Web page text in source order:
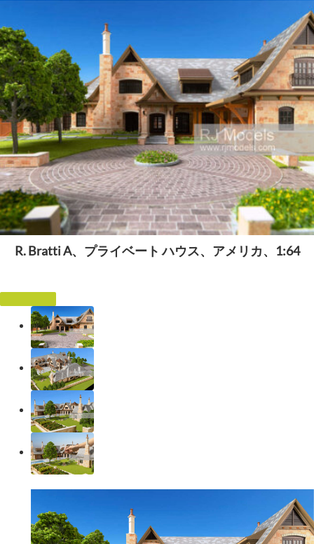
R. Bratti A、プライベート ハウス、アメリカ、1:64